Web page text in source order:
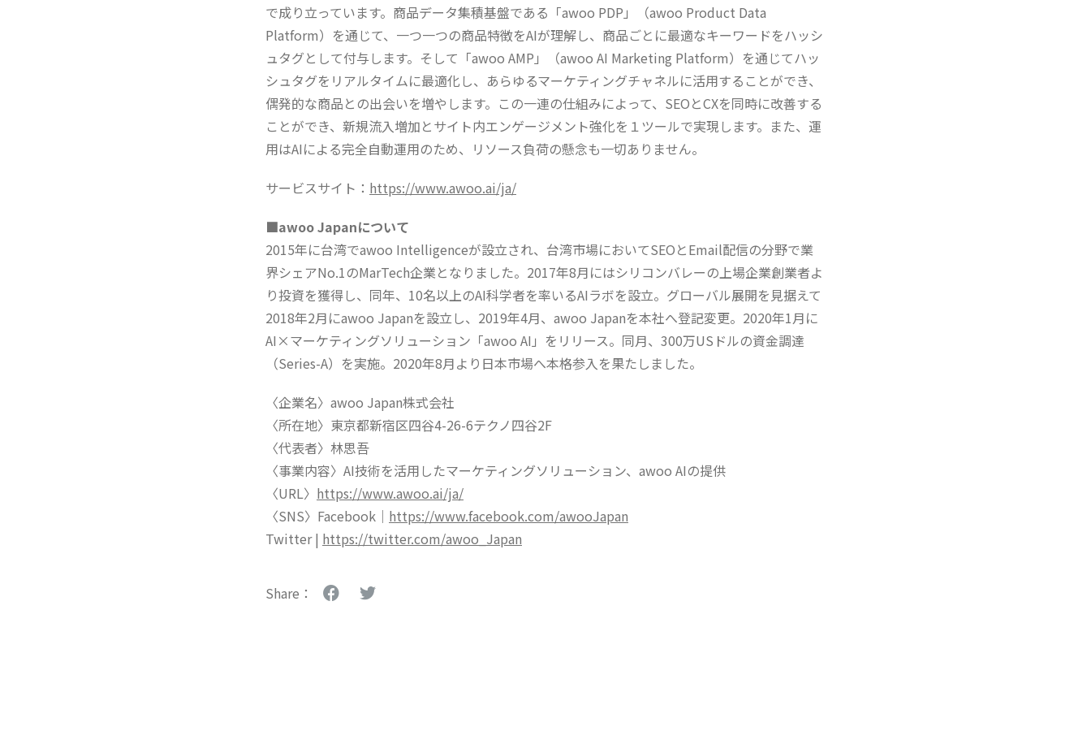
で成り立っています。商品データ集積基盤である「awoo PDP」（awoo Product Data
Platform）を通じて、一つ一つの商品特徴をAIが理解し、商品ごとに最適なキーワードをハッシ
ュタグとして付与します。そして「awoo AMP」（awoo AI Marketing Platform）を通じてハッ
シュタグをリアルタイムに最適化し、あらゆるマーケティングチャネルに活用することができ、
偶発的な商品との出会いを増やします。この一連の仕組みによって、SEOとCXを同時に改善する
ことができ、新規流入増加とサイト内エンゲージメント強化を１ツールで実現します。また、運
用はAIによる完全自動運用のため、リソース負荷の懸念も一切ありません。
サービスサイト： https://www.awoo.ai/ja/
■awoo Japanについて
2015年に台湾でawoo Intelligenceが設立され、台湾市場においてSEOとEmail配信の分野で業
界シェアNo.1のMarTech企業となりました。2017年8月にはシリコンバレーの上場企業創業者よ
り投資を獲得し、同年、10名以上のAI科学者を率いるAIラボを設立。グローバル展開を見据えて
2018年2月にawoo Japanを設立し、2019年4月、awoo Japanを本社へ登記変更。2020年1月に
AI×マーケティングソリューション「awoo AI」をリリース。同月、300万USドルの資金調達
（Series-A）を実施。2020年8月より日本市場へ本格参入を果たしました。
〈企業名〉awoo Japan株式会社
〈所在地〉東京都新宿区四谷4-26-6テクノ四谷2F
〈代表者〉林思吾
〈事業内容〉AI技術を活用したマーケティングソリューション、awoo AIの提供
〈URL〉 https://www.awoo.ai/ja/
〈SNS〉Facebook｜ https://www.facebook.com/awooJapan
Twitter | https://twitter.com/awoo_Japan
Share：